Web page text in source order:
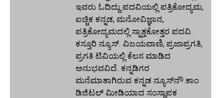
ಇವರು ಓದಿದ್ದು ಪದವಿಯಲ್ಲಿ ಪತ್ರಿಕೋದ್ಯಮ,
ಐಚ್ಚಿಕ ಕನ್ನಡ, ಮನೋವಿಜ್ಞಾನ,
ಪತ್ರಿಕೋದ್ಯಮದಲ್ಲಿ ಸ್ನಾತ್ತಕೋತ್ತರ ಪದವಿ.
ಕಸ್ತೂರಿ ನ್ಯೂಸ್‌. ವಿಜಯವಾಣಿ, ಪ್ರಜಾಪ್ರಗತಿ,
ಪ್ರಗತಿ ಟಿವಿಯಲ್ಲಿ ಕೆಲಸ ಮಾಡಿದ
ಅನುಭವವಿದೆ. ಕನ್ನಡಿಗರ
ಮನೆಮಾತಾಗಿರುವ ಕನ್ನಡ ನ್ಯೂಸ್‌ನೌ.ಕಾಂ
ಡಿಜಿಟಲ್‌ ಮೀಡಿಯಾದ ಸಂಸ್ಥಾಪಕ